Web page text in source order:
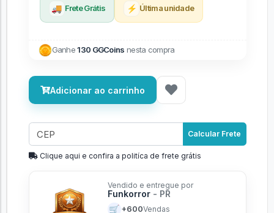
🚚 Frete Grátis ⚡ Última unidade
Ganhe130 GGCoins nesta compra
Adicionar ao carrinho
Calcular Frete
Clique aqui e confira a politíca de frete grátis
Vendido e entregue por
Funkorror - PR
🛒 +600Vendas